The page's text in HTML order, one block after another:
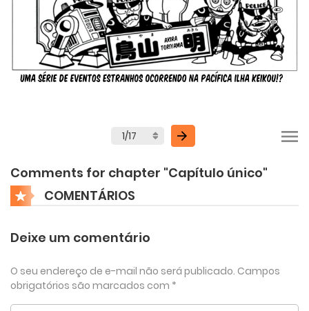
Comments for chapter "Capítulo único"
COMENTÁRIOS
Deixe um comentário
O seu endereço de e-mail não será publicado. Campos
obrigatórios são marcados com *